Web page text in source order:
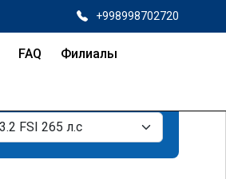
+998998702720
FAQ Филиалы